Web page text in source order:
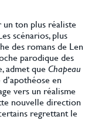
ton plus réaliste
scénarios, plus
des romans de Len
parodique des
admet que Chapeau
en
vers un réalisme
nouvelle direction
regrettant le